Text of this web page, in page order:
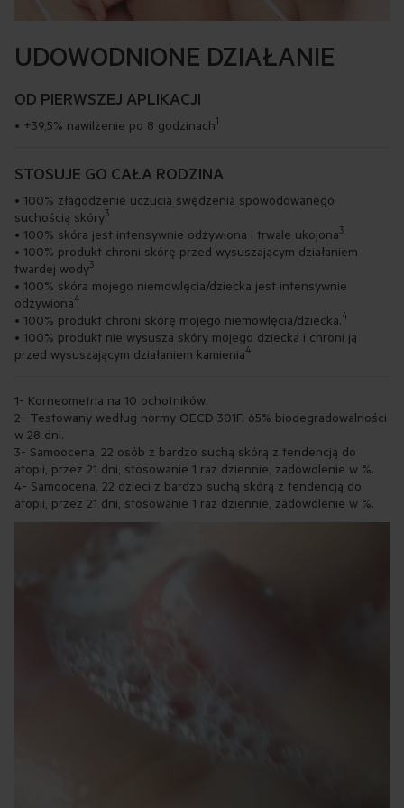
UDOWODNIONE DZIAŁANIE
OD PIERWSZEJ APLIKACJI
• +39,5% nawilżenie po 8 godzinach1
STOSUJE GO CAŁA RODZINA
• 100% złagodzenie uczucia swędzenia spowodowanego
suchością skóry3
• 100% skóra jest intensywnie odżywiona i trwale ukojona3
• 100% produkt chroni skórę przed wysuszającym działaniem
twardej wody3
• 100% skóra mojego niemowlęcia/dziecka jest intensywnie
odżywiona4
• 100% produkt chroni skórę mojego niemowlęcia/dziecka.4
• 100% produkt nie wysusza skóry mojego dziecka i chroni ją
przed wysuszającym działaniem kamienia4
1- Korneometria na 10 ochotników.
2- Testowany według normy OECD 301F. 65% biodegradowalności
w 28 dni.
3- Samoocena, 22 osób z bardzo suchą skórą z tendencją do
atopii, przez 21 dni, stosowanie 1 raz dziennie, zadowolenie w %.
4- Samoocena, 22 dzieci z bardzo suchą skórą z tendencją do
atopii, przez 21 dni, stosowanie 1 raz dziennie, zadowolenie w %.